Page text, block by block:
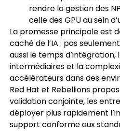
rendre la gestion des
celle des GPU au sein
La promesse principale est
caché de l’IA : pas
aussi le temps d’intégration,
intermédiaires et la
accélérateurs dans des
Red Hat et Rebellions
validation conjointe, les
déployer plus rapidement
support conforme aux